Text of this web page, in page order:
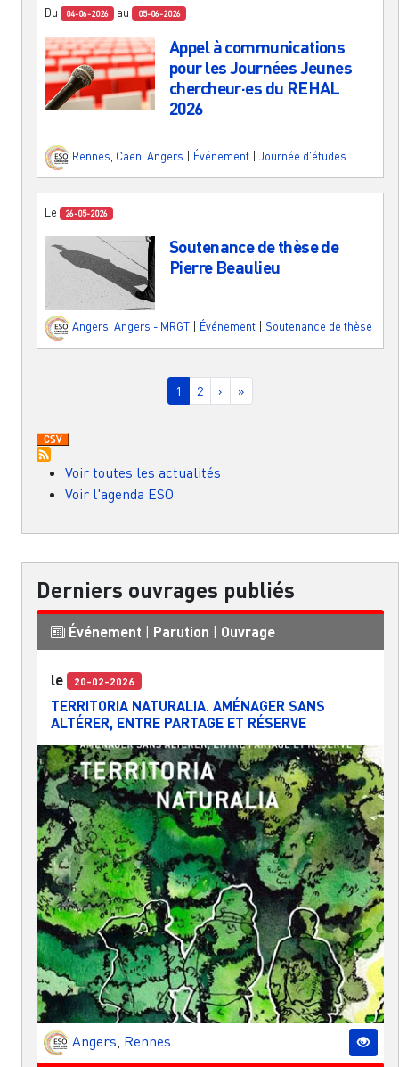
Du 04-06-2026 au 05-06-2026
Appel à communications
pour les Journées Jeunes
chercheur·es du REHAL
2026
Rennes Caen Angers Événement Journée d'études
Le 26-05-2026
Soutenance de thèse de
Pierre Beaulieu
Angers Angers - MRGT Événement Soutenance de thèse
Page courante
1 Page
2 Page suivante
› Dernière page
»
Voir toutes les actualités
Voir l'agenda ESO
Derniers ouvrages publiés
Événement | Parution | Ouvrage
le 20-02-2026
TERRITORIA NATURALIA. AMÉNAGER SANS
ALTÉRER, ENTRE PARTAGE ET RÉSERVE
Angers, Rennes